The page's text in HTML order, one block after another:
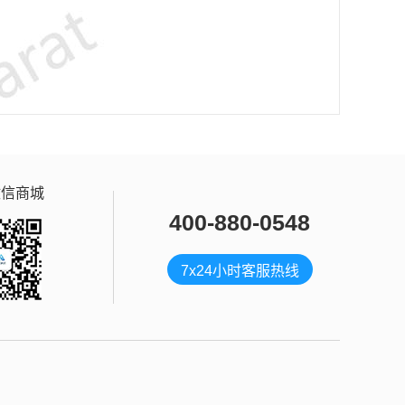
商城
400-880-0548
7x24小时客服热线